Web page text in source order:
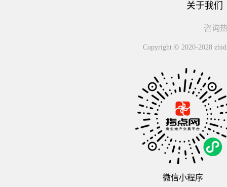
关于我们
咨询
Copyright © 2020-2028
微信小程序